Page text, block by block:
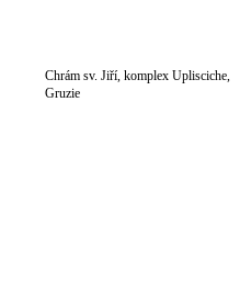
Chrám sv. Jiří, komplex Uplisciche,
Gruzie